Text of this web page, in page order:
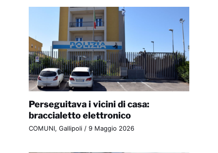
Perseguitava i vicini di casa:
braccialetto elettronico
COMUNI, Gallipoli/ 9 Maggio 2026